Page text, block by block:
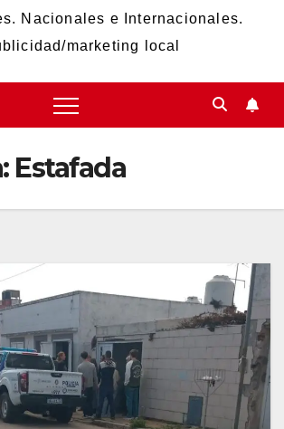
Nacionales e Internacionales.
marketing local
Estafada